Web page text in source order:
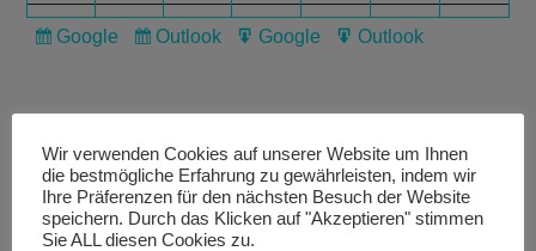
Subscribe
Google
Subscribe
Outlook
Export
Google
Export
Outlook
Livestream
Wir verwenden Cookies auf unserer Website um Ihnen
die bestmögliche Erfahrung zu gewährleisten, indem wir
Ihre Präferenzen für den nächsten Besuch der Website
speichern. Durch das Klicken auf "Akzeptieren" stimmen
Sie ALL diesen Cookies zu.